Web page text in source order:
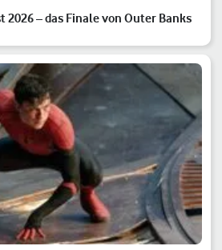
– das Finale von Outer Banks